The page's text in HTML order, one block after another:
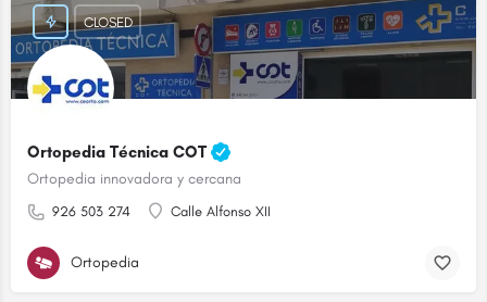
Ortopedia Técnica COT
Ortopedia innovadora y cercana
926 503 274 Calle Alfonso XII
CLOSED
Ortopedia